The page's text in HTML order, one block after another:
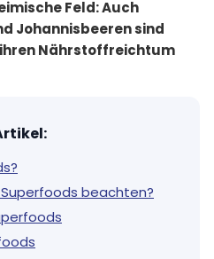
Feld: Auch
Johannisbeeren sind
Nährstoffreichtum
:
beachten?